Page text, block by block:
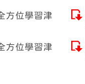
方位學習津
方位學習津